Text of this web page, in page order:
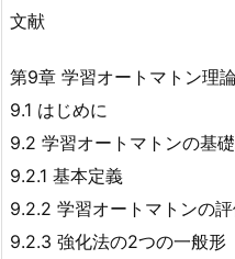
文献
第9章 学習オートマトン理
9.1 はじめに
9.2 学習オートマトンの基
9.2.1 基本定義
9.2.2 学習オートマトンの
9.2.3 強化法の2つの一般形